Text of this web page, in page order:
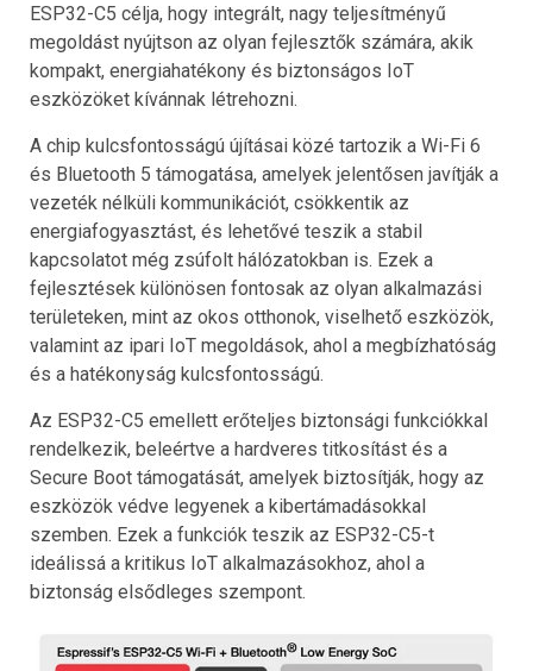
ESP32-C5 célja, hogy integrált, nagy teljesítményű
megoldást nyújtson az olyan fejlesztők számára, akik
kompakt, energiahatékony és biztonságos IoT
eszközöket kívánnak létrehozni.
A chip kulcsfontosságú újításai közé tartozik a Wi-Fi 6
és Bluetooth 5 támogatása, amelyek jelentősen javítják a
vezeték nélküli kommunikációt, csökkentik az
energiafogyasztást, és lehetővé teszik a stabil
kapcsolatot még zsúfolt hálózatokban is. Ezek a
fejlesztések különösen fontosak az olyan alkalmazási
területeken, mint az okos otthonok, viselhető eszközök,
valamint az ipari IoT megoldások, ahol a megbízhatóság
és a hatékonyság kulcsfontosságú.
Az ESP32-C5 emellett erőteljes biztonsági funkciókkal
rendelkezik, beleértve a hardveres titkosítást és a
Secure Boot támogatását, amelyek biztosítják, hogy az
eszközök védve legyenek a kibertámadásokkal
szemben. Ezek a funkciók teszik az ESP32-C5-t
ideálissá a kritikus IoT alkalmazásokhoz, ahol a
biztonság elsődleges szempont.